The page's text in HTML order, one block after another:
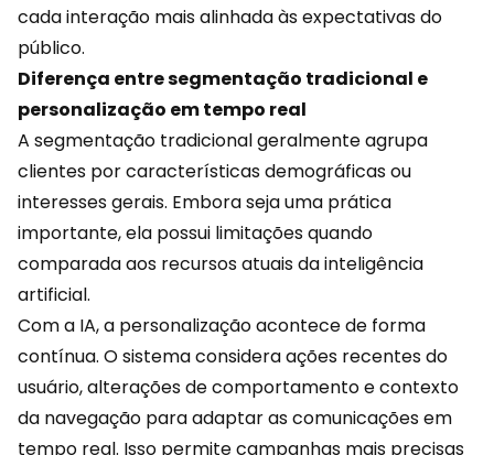
cada interação mais alinhada às expectativas do
público.
Diferença entre segmentação tradicional e
personalização em tempo real
A segmentação tradicional geralmente agrupa
clientes por características demográficas ou
interesses gerais. Embora seja uma prática
importante, ela possui limitações quando
comparada aos recursos atuais da inteligência
artificial.
Com a IA, a personalização acontece de forma
contínua. O sistema considera ações recentes do
usuário, alterações de comportamento e contexto
da navegação para adaptar as comunicações em
tempo real. Isso permite campanhas mais precisas